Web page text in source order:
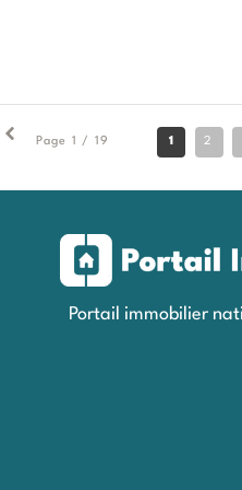
Page 1 / 19 1 2
Portail immobilier